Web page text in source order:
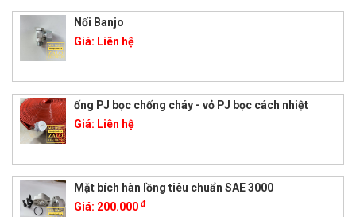
Nối Banjo
Giá: Liên hệ
ống PJ bọc chống cháy - vỏ PJ bọc cách nhiệt
Giá: Liên hệ
Mặt bích hàn lồng tiêu chuẩn SAE 3000
Giá: 200.000 đ